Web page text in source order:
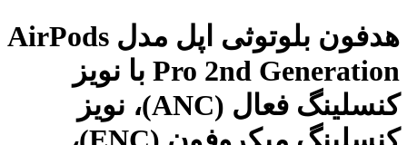
هدفون بلوتوثی اپل مدل AirPods
Pro 2nd Generation با نویز
کنسلینگ فعال (ANC)، نویز